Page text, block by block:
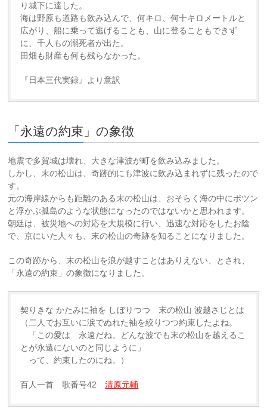
り城下に達した。
海は野原も道路も飲み込んで、何キロ、何十キロメートルと
広がり、船に乗って逃げることも、山に登ることもできず
に、千人もの溺死者が出た。
田畑も財産も何も残らなかった。
『日本三代実録』より意訳
「永遠の約束」の象徴
地震で多賀城は壊れ、大きな津波が町を飲み込みました。
しかし、末の松山は、奇跡的にも津波に飲み込まれずに残ったので
す。
元の海岸線からも距離のある末の松山は、おそらく海の中にポツン
と浮かぶ孤島のような状態になったのではないかと思われます。
朝廷は、被災地への対応を大規模に行い、迅速な対応をしたお陰
で、京にいた人々も、末の松山の奇跡を知ることになりました。
この奇跡から、末の松山を浪が越すことはありえない、とされ、
「永遠の約束」の象徴になりました。
契りきな かたみに袖を しぼりつつ 末の松山 波越さじとは
（二人でお互いに涙でぬれた袖を絞りつつ約束したよね。
「この愛は 永遠だね。どんな波でも末の松山を越えるこ
とが永遠にないのと同じように」
って、約束したのにね。）
百人一首 歌番号42清原元輔